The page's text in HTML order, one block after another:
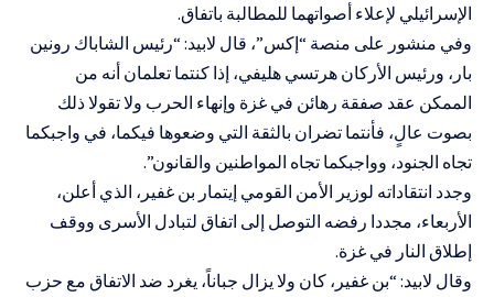
الإسرائيلي لإعلاء أصواتهما للمطالبة باتفاق.
وفي منشور على منصة “إكس”، قال لابيد: “رئيس الشاباك رونين
بار، ورئيس الأركان هرتسي هليفي، إذا كنتما تعلمان أنه من
الممكن عقد صفقة رهائن في غزة وإنهاء الحرب ولا تقولا ذلك
بصوت عالٍ، فأنتما تضران بالثقة التي وضعوها فيكما، في واجبكما
تجاه الجنود، وواجبكما تجاه المواطنين والقانون”.
وجدد انتقاداته لوزير الأمن القومي إيتمار بن غفير، الذي أعلن،
الأربعاء، مجددا رفضه التوصل إلى اتفاق لتبادل الأسرى ووقف
إطلاق النار في غزة.
وقال لابيد: “بن غفير، كان ولا يزال جباناً، يغرد ضد الاتفاق مع حزب